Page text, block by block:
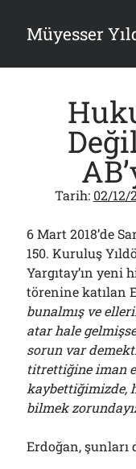
Müyesser
Yan
Menü
Son Yazılar
Gazi’den
Türkiye 2.0’a Gidiş!..
05/08/2026
15 Temmuz Soruları…
03/08/2026
Er Gaziler 20 Gün
Teröristlere G……yle
01/08/2026
Papazın “Komutanı”
Çağırdı!..
31/07/2026
Arşivler
Tarih: 02/12/
6 Mart 2018’de
150. Kuruluş
Yargıtay’ın yeni
törenine katılan
bunalmış ve
atar hale
sorun var
titrettiğine iman
kaybettiğimizde,
bilmek
Erdoğan, şunları